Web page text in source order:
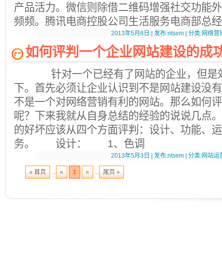
产品活力。微信则除借二维码增强社交功能
频频。腾讯电商控股公司生活服务电商部总
2013年5月8日 | 发布:ntsem | 分类:网络营
如何评判一个企业网站建设的成
针对一个已经有了网站的企业，但是
下。首先必须让企业认识到不是网站建设没
不是一个对网络营销有利的网站。那么如何
呢？下来我就从自身总结的经验的说说几
的好坏应该从四个方面评判：设计、功能、
务。 设计： 1、色调
2013年5月3日 | 发布:ntsem | 分类:网站运
« 首页 ... « 1 » ... 尾页 »